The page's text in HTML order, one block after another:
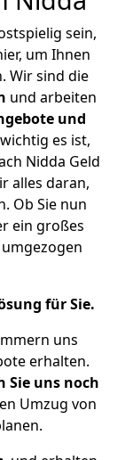
sein,
um Ihnen
Wir sind die
und arbeiten
und
es ist,
Nidda Geld
alles daran,
Ob Sie nun
ein großes
für Sie.
uns
erhalten.
uns noch
Umzug von